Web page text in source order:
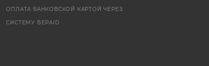
ОПЛАТА БАНКОВСКОЙ КАРТОЙ ЧЕРЕЗ
СИСТЕМУ BEPAID